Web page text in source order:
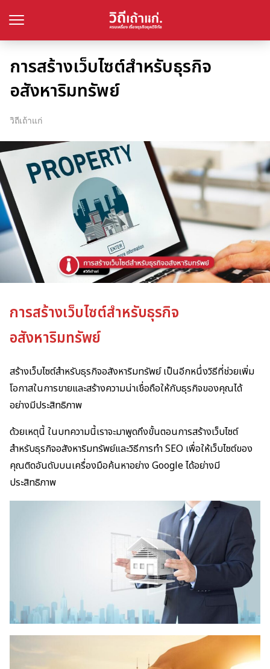
การสร้างเว็บไซต์สำหรับธุรกิจ
อสังหาริมทรัพย์
วิถีเถ้าแก่
การสร้างเว็บไซต์สำหรับธุรกิจ
อสังหาริมทรัพย์
สร้างเว็บไซต์สำหรับธุรกิจอสังหาริมทรัพย์ เป็นอีกหนึ่งวิธีที่ช่วยเพิ่ม
โอกาสในการขายและสร้างความน่าเชื่อถือให้กับธุรกิจของคุณได้
อย่างมีประสิทธิภาพ
ด้วยเหตุนี้ ในบทความนี้เราจะมาพูดถึงขั้นตอนการสร้างเว็บไซต์
สำหรับธุรกิจอสังหาริมทรัพย์และวิธีการทำ SEO เพื่อให้เว็บไซต์ของ
คุณติดอันดับบนเครื่องมือค้นหาอย่าง Google ได้อย่างมี
ประสิทธิภาพ